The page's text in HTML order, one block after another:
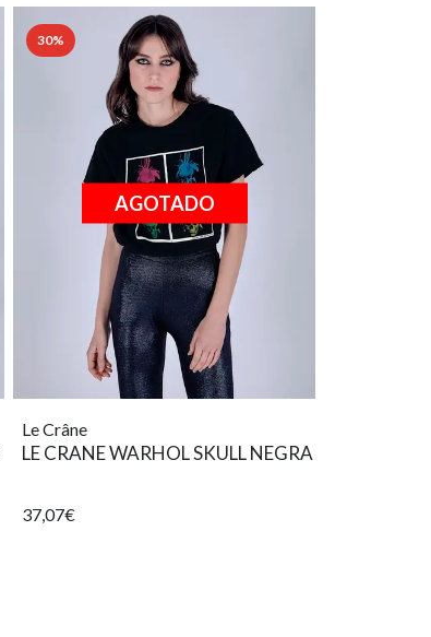
30%
AGOTADO
Le Crâne
LE CRANE WARHOL SKULL NEGRA
37,07€